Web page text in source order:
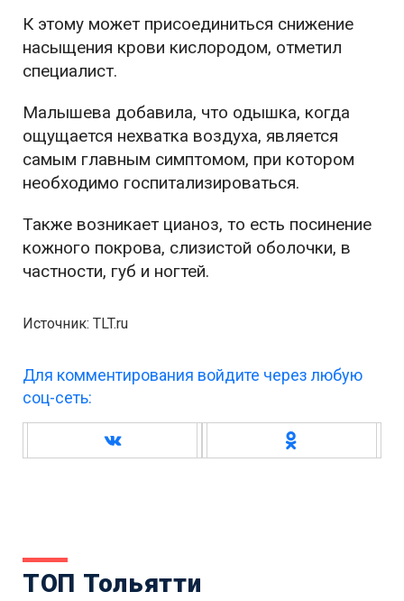
К этому может присоединиться снижение
насыщения крови кислородом, отметил
специалист.
Малышева добавила, что одышка, когда
ощущается нехватка воздуха, является
самым главным симптомом, при котором
необходимо госпитализироваться.
Также возникает цианоз, то есть посинение
кожного покрова, слизистой оболочки, в
частности, губ и ногтей.
Источник: TLT.ru
Для комментирования войдите через любую
соц-сеть:
ТОП Тольятти